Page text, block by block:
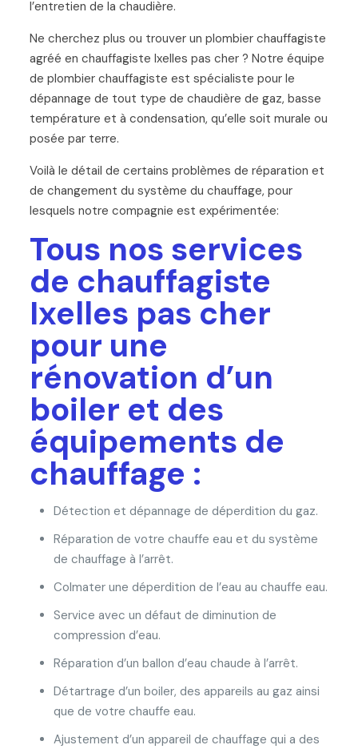
l’entretien de la chaudière.
Ne cherchez plus ou trouver un plombier chauffagiste
agréé en chauffagiste Ixelles pas cher ? Notre équipe
de plombier chauffagiste est spécialiste pour le
dépannage de tout type de chaudière de gaz, basse
température et à condensation, qu’elle soit murale ou
posée par terre.
Voilà le détail de certains problèmes de réparation et
de changement du système du chauffage, pour
lesquels notre compagnie est expérimentée:
Tous nos services
de chauffagiste
Ixelles pas cher
pour une
rénovation d’un
boiler et des
équipements de
chauffage :
Détection et dépannage de déperdition du gaz.
Réparation de votre chauffe eau et du système
de chauffage à l’arrêt.
Colmater une déperdition de l’eau au chauffe eau.
Service avec un défaut de diminution de
compression d’eau.
Réparation d’un ballon d’eau chaude à l’arrêt.
Détartrage d’un boiler, des appareils au gaz ainsi
que de votre chauffe eau.
Ajustement d’un appareil de chauffage qui a des